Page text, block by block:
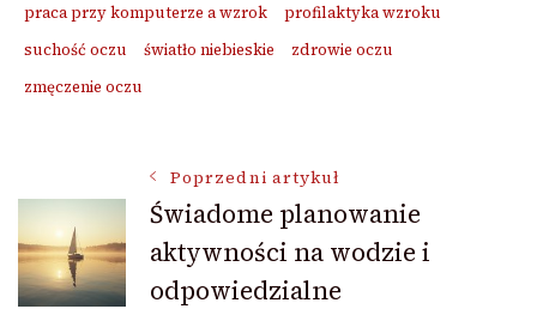
praca przy komputerze a wzrok
profilaktyka wzroku
suchość oczu
światło niebieskie
zdrowie oczu
zmęczenie oczu
Nawigacja
wpisu
Poprzedni artykuł
Świadome planowanie
aktywności na wodzie i
odpowiedzialne